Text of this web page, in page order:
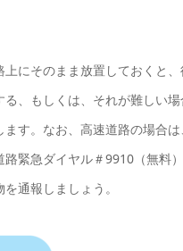
にそのまま放置しておくと
、もしくは、それが難しい
す。なお、高速道路の場合
緊急ダイヤル＃9910（無料
通報しましょう。